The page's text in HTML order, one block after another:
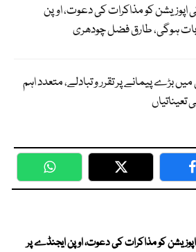
اپوزیشن کو مذاکرات کی دعوت، اوپن
ہوگی، طارق فضل چودھری
بڑے پیمانے پر تقرر و تبادلے، متعدد اہم
تعیناتیاں
WhatsApp Twitter
کو مذاکرات کی دعوت، اوپن ایجنڈے پر